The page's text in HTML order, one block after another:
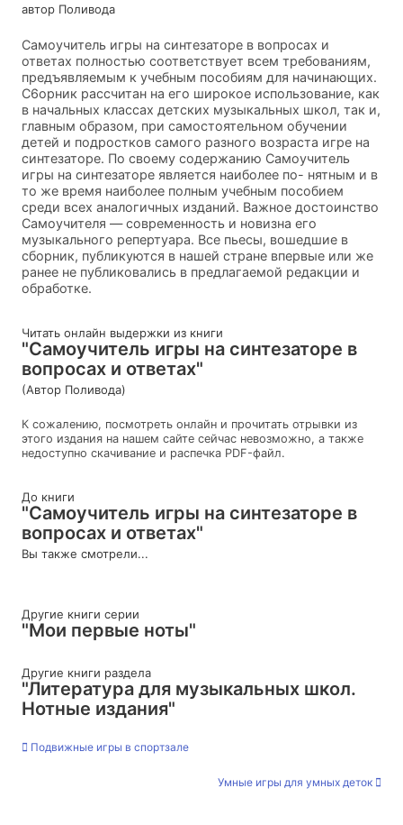
автор Поливода
Caмоучитель игры на синтезаторе в вопросах и
ответах полностью соответствует всем требованиям,
предъявляемым к учебным пособиям для начинающих.
С6орник рассчитан на его широкое использование, как
в начальных классах детских музыкальных школ, так и,
главным образом, при самостоятельном обучении
детей и подростков самого разного возраста игре на
синтезаторе. По своему содержанию Самоучитель
игры на синтезаторе является наиболее по- нятным и в
то же время наиболее полным учебным пособием
среди всех аналогичных изданий. Важное достоинcтвo
Самоучителя — современность и новизна его
музыкального репертуара. Все пьесы, вошедшие в
сборник, публикуются в нашей стране впервые или же
ранее не публиковались в предлагаемой редакции и
обработке.
Читать онлайн выдержки из книги
"Самоучитель игры на синтезаторе в
вопросах и ответах"
(Автор Поливода)
К сожалению, посмотреть онлайн и прочитать отрывки из
этого издания на нашем сайте сейчас невозможно, а также
недоступно скачивание и распечка PDF-файл.
До книги
"Самоучитель игры на синтезаторе в
вопросах и ответах"
Вы также смотрели...
Другие книги серии
"Мои первые ноты"
Другие книги раздела
"Литература для музыкальных школ.
Нотные издания"
Подвижные игры в спортзале
Умные игры для умных деток